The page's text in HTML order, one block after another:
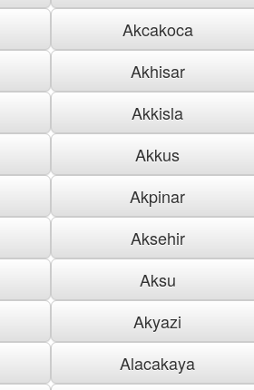
Akcakoca
Akhisar
Akkisla
Akkus
Akpinar
Aksehir
Aksu
Akyazi
Alacakaya